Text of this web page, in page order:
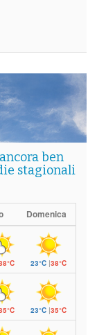
ben
stagionali
Domenica
23°C |38°C
23°C |35°C